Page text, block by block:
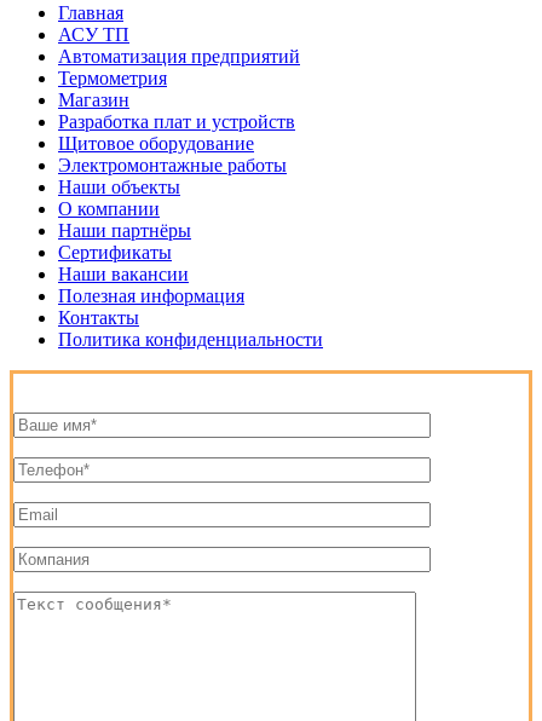
Главная
АСУ ТП
Автоматизация предприятий
Термометрия
Магазин
Разработка плат и устройств
Щитовое оборудование
Электромонтажные работы
Наши объекты
О компании
Наши партнёры
Сертификаты
Наши вакансии
Полезная информация
Контакты
Политика конфиденциальности